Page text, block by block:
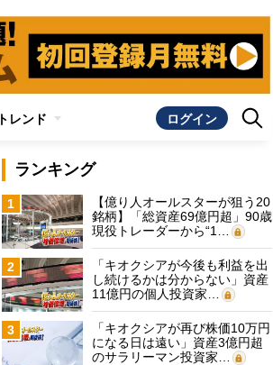
トレンド ログイン
ランキング
1
【億り人オールスターが狙う20
銘柄】「総資産69億円超」90歳
現役トレーダーから“1…
2
「キオクシアが今後も利益を出
し続けるかは分からない」資産
11億円の個人投資家…
3
「キオクシアが再び株価10万円
になる日は遠い」資産3億円超
のサラリーマン投資家…